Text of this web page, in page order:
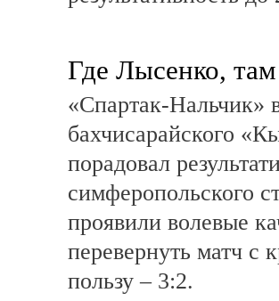
Где Лысенко,
«Спартак-Нальчик»
бахчисарайского
порадовал
симферопольского
проявили волевые
перевернуть матч с
пользу – 3:2.